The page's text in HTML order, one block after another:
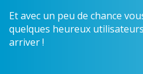
Et avec un peu de chance
quelques heureux
arriver !